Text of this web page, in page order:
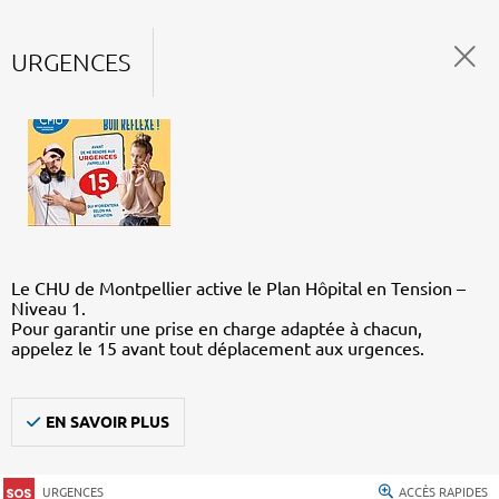
URGENCES
Le CHU de Montpellier active le Plan Hôpital en Tension –
Niveau 1.
Pour garantir une prise en charge adaptée à chacun,
appelez le 15 avant tout déplacement aux urgences.
EN SAVOIR PLUS
URGENCES ACCÈS RAPIDES